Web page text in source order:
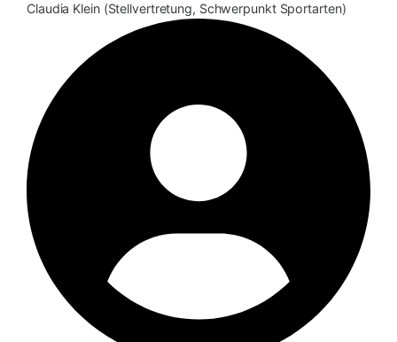
Claudia Klein (Stellvertretung, Schwerpunkt Sportarten)